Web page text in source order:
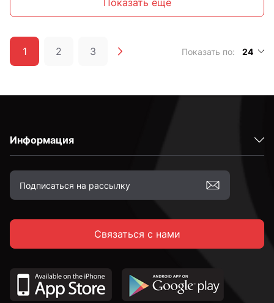
Показать еще
1 2 3 Показать по: 24
Информация
Связаться с нами